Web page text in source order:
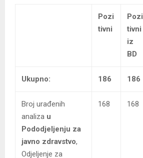
Pozi
tivni
Pozi
tivni
iz
BD
Ukupno: 186 186
Broj urađenih
analiza u
Pododjeljenju za
javno zdravstvo,
Odjeljenje za
168 168